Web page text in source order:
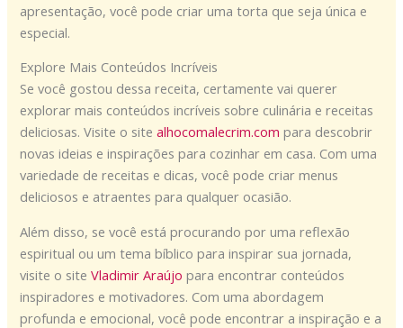
apresentação, você pode criar uma torta que seja única e
especial.
Explore Mais Conteúdos Incríveis
Se você gostou dessa receita, certamente vai querer
explorar mais conteúdos incríveis sobre culinária e receitas
deliciosas. Visite o sitealhocomalecrim.com para descobrir
novas ideias e inspirações para cozinhar em casa. Com uma
variedade de receitas e dicas, você pode criar menus
deliciosos e atraentes para qualquer ocasião.
Além disso, se você está procurando por uma reflexão
espiritual ou um tema bíblico para inspirar sua jornada,
visite o siteVladimir Araújo para encontrar conteúdos
inspiradores e motivadores. Com uma abordagem
profunda e emocional, você pode encontrar a inspiração e a